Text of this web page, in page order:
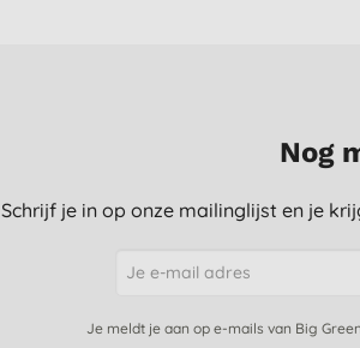
Nog
Schrijf je in op onze mailinglijst en je
Je meldt je aan op e-mails van Big